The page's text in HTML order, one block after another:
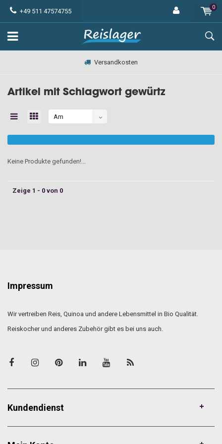
+49 511 47574755
0
Versandkosten
Artikel mit Schlagwort gewürtz
Am
angesehen
Keine Produkte gefunden!...
Zeige 1 - 0 von 0
Impressum
Wir vertreiben Reis, Quinoa und andere Lebensmittel in Bio Qualität.
Reiskocher und anderes Zubehör gibt es bei uns auch.
Kundendienst